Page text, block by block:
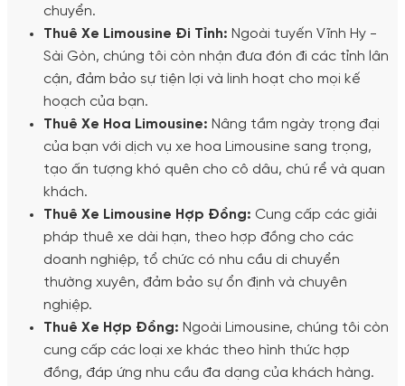
chuyển.
Thuê Xe Limousine Đi Tỉnh: Ngoài tuyến Vĩnh Hy -
Sài Gòn, chúng tôi còn nhận đưa đón đi các tỉnh lân
cận, đảm bảo sự tiện lợi và linh hoạt cho mọi kế
hoạch của bạn.
Thuê Xe Hoa Limousine: Nâng tầm ngày trọng đại
của bạn với dịch vụ xe hoa Limousine sang trọng,
tạo ấn tượng khó quên cho cô dâu, chú rể và quan
khách.
Thuê Xe Limousine Hợp Đồng: Cung cấp các giải
pháp thuê xe dài hạn, theo hợp đồng cho các
doanh nghiệp, tổ chức có nhu cầu di chuyển
thường xuyên, đảm bảo sự ổn định và chuyên
nghiệp.
Thuê Xe Hợp Đồng: Ngoài Limousine, chúng tôi còn
cung cấp các loại xe khác theo hình thức hợp
đồng, đáp ứng nhu cầu đa dạng của khách hàng.